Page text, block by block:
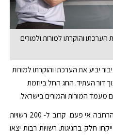
הערכתו והוקרתו למורות ולמורים
יביע את הערכתו והוקרתו למורות
דור העתיד. החג החל ביוזמת
מעמד המורות והמורים בישראל.
יום המורה יתקיים השנה בפריסה הרחבה אי פעם. קרוב ל- 200 רשויות
חלק בחגיגות. רשויות רבות יצאו